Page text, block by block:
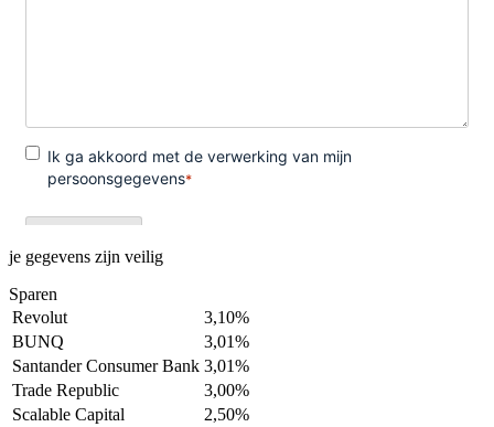
je gegevens zijn veilig
Sparen
Revolut
3,10%
BUNQ
3,01%
Santander Consumer Bank 3,01%
Trade Republic
3,00%
Scalable Capital
2,50%